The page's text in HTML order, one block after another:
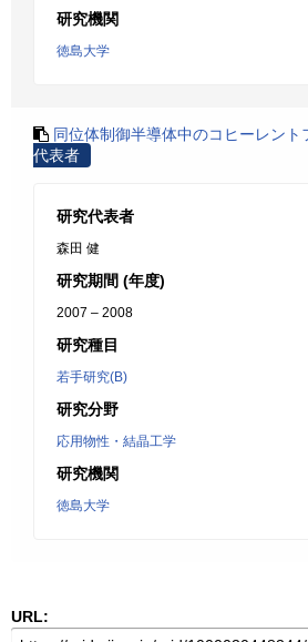
研究機関
徳島大学
同位体制御半導体中のコヒーレント
代表者
研究代表者
森田 健
研究期間 (年度)
2007 – 2008
研究種目
若手研究(B)
研究分野
応用物性・結晶工学
研究機関
徳島大学
URL: